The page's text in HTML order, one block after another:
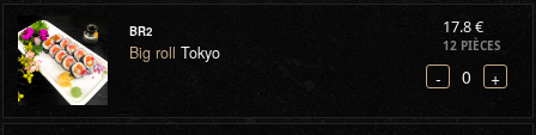
BR2
Big roll Tokyo
17.8 €
12 PIÈCES
- 0 +